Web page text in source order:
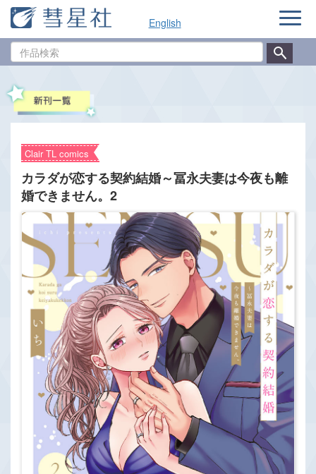
English
品
ナ
ゲ
Clair TL comics
カラダが恋する契約結婚～冨永夫妻は今夜も離
婚できません。2